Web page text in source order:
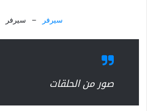
سيرفر – سيرفر
صور من الحلقات